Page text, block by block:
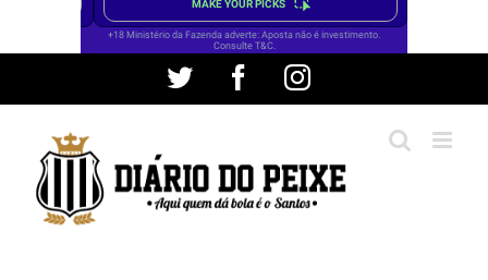
conteúdo
Twitter FacebookInstagram